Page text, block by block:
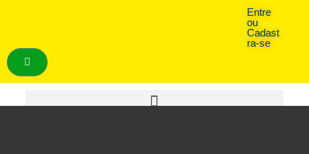
Entre
ou
Cadast
ra-se